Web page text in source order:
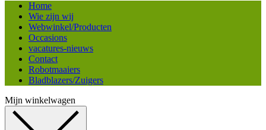
Home
Wie zijn wij
Webwinkel/Producten
Occasions
vacatures-nieuws
Contact
Robotmaaiers
Bladblazers/Zuigers
Mijn winkelwagen